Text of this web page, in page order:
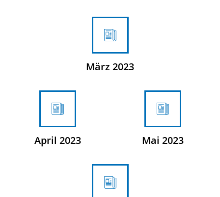
März 2023
April 2023 Mai 2023